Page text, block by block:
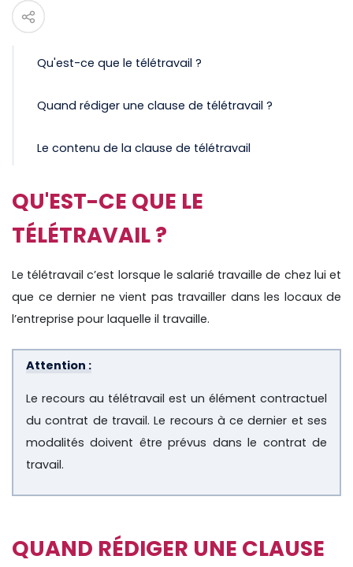
Qu'est-ce que le télétravail ?
Quand rédiger une clause de télétravail ?
Le contenu de la clause de télétravail
QU'EST-CE QUE LE
TÉLÉTRAVAIL ?
Le télétravail c’est lorsque le salarié travaille de chez lui et
que ce dernier ne vient pas travailler dans les locaux de
l’entreprise pour laquelle il travaille.
Attention :
Le recours au télétravail est un élément contractuel
du contrat de travail. Le recours à ce dernier et ses
modalités doivent être prévus dans le contrat de
travail.
QUAND RÉDIGER UNE CLAUSE